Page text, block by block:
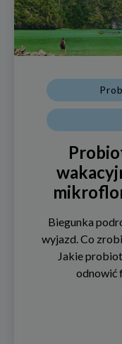
Biegunka
wyjazd. Co
Jakie
odnowić